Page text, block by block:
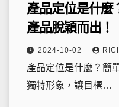
產品定位是什麼
產品脫穎而出！
2024-10-02
產品定位是什麼？簡
獨特形象，讓目標…